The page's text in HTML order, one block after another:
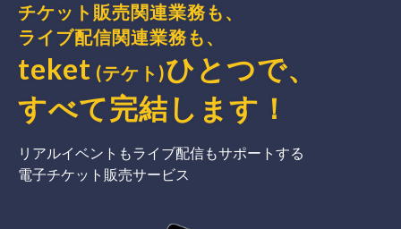
チケット販売関連業務も、
ライブ配信関連業務も、
teket (テケト)ひとつで、
すべて完結 します ！
リアルイベントもライブ配信もサポートする
電子チケット販売サービス